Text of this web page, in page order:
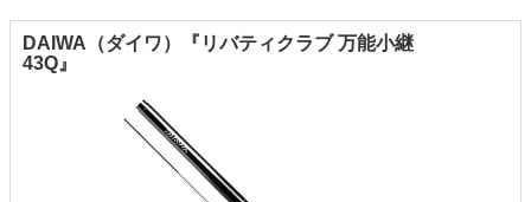
DAIWA（ダイワ）『リバティクラブ 万能小継
43Q』